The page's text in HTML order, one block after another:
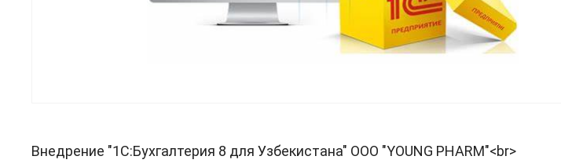
Внедрение "1С:Бухгалтерия 8 для Узбекистана" OOO "YOUNG PHARM"<br>